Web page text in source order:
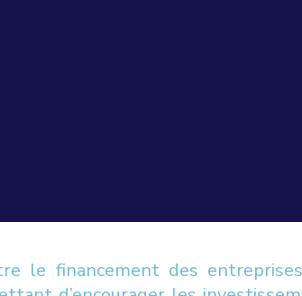
le financement des